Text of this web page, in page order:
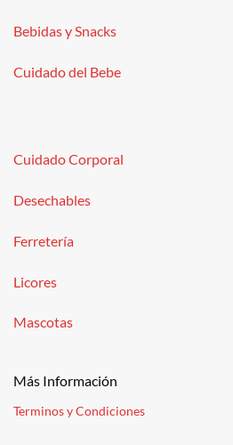
Bebidas y Snacks
Cuidado del Bebe
Cuidado Corporal
Desechables
Ferretería
Licores
Mascotas
Más Información
Terminos y Condiciones